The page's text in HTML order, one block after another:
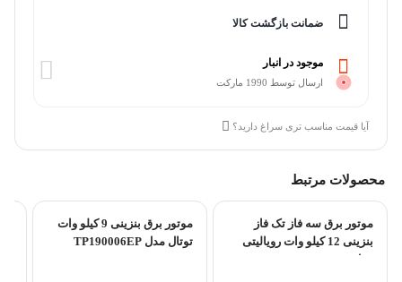
ضمانت بازگشت کالا
موجود در انبار
ارسال توسط 1990 مارکت
آیا قیمت مناسب تری سراغ دارید؟
محصولات مرتبط
موتور برق سه فاز تک فاز
بنزینی 12 کیلو وات رویالیتی
مدل...
موتور برق بنزینی 9 کیلو وات
توتال مدل TP190006EP